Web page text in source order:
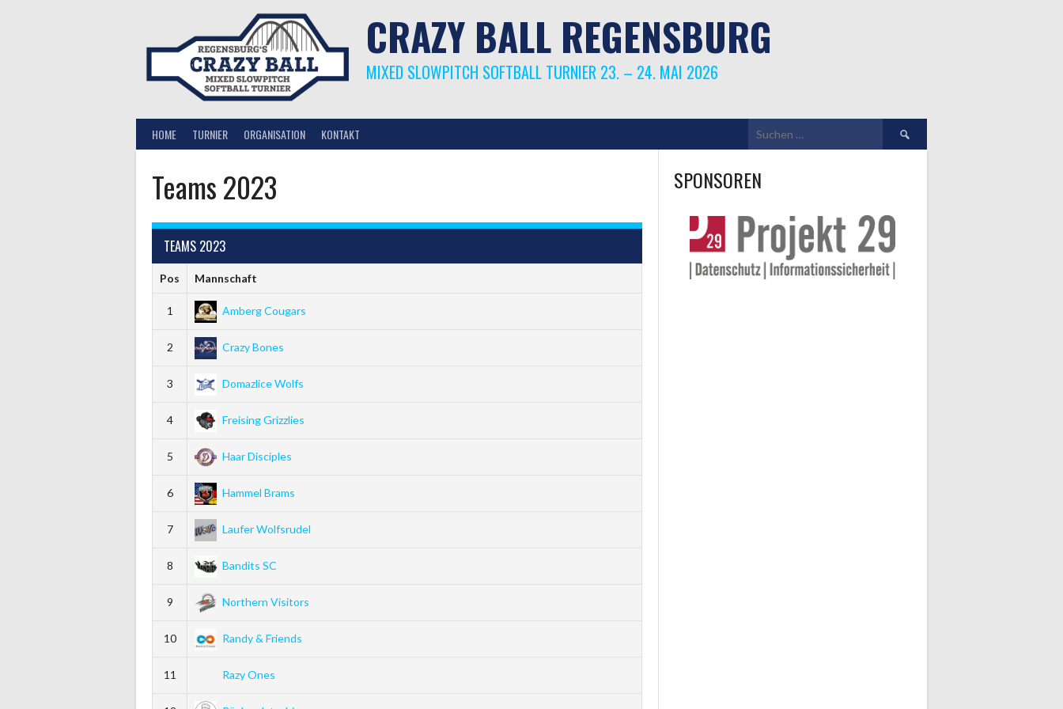
CRAZY BALL REGENSBURG
MIXED SLOWPITCH SOFTBALL TURNIER 23. – 24. MAI 2026
HOME TURNIER ORGANISATION KONTAKT
Suchen
nach:
Teams 2023
TEAMS 2023
Pos Mannschaft
1 Amberg Cougars
2 Crazy Bones
3 Domazlice Wolfs
4 Freising Grizzlies
5 Haar Disciples
6 Hammel Brams
7 Laufer Wolfsrudel
8 Bandits SC
9 Northern Visitors
10 Randy & Friends
11 Razy Ones
SPONSOREN